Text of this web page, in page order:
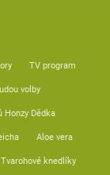
TV program
volby
Honzy Dědka
Aloe vera
Tvarohové knedlíky